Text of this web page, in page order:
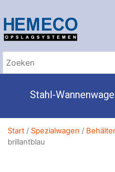
Stahl-
Start / Spezialwagen / Behälter
brillantblau